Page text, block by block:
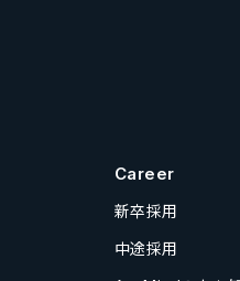
Career
新卒採用
中途採用